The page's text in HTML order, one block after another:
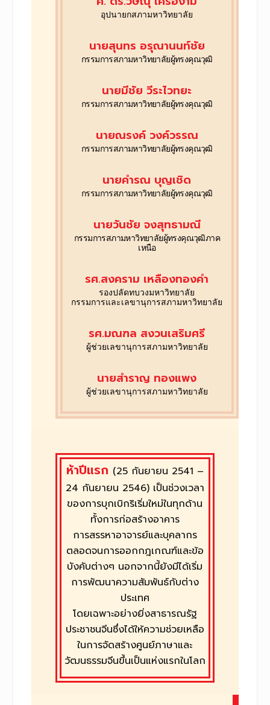
อุปนายกสภามหาวิทยาลัย
นายสุนทร อรุณานนท์ชัย
กรรมการสภามหาวิทยาลัยผู้ทรงคุณวุฒิ
นายมีชัย วีระไวทยะ
กรรมการสภามหาวิทยาลัยผู้ทรงคุณวุฒิ
นายณรงค์ วงค์วรรณ
กรรมการสภามหาวิทยาลัยผู้ทรงคุณวุฒิ
นายคำรณ บุญเชิด
กรรมการสภามหาวิทยาลัยผู้ทรงคุณวุฒิ
นายวันชัย จงสุทธามณี
กรรมการสภามหาวิทยาลัยผู้ทรงคุณวุฒิภาค
เหนือ
รศ.สงคราม เหลืองทองคำ
รองปลัดทบวงมหาวิทยาลัย
กรรมการและเลขานุการสภามหาวิทยาลัย
รศ.มณฑล สงวนเสริมศรี
ผู้ช่วยเลขานุการสภามหาวิทยาลัย
นายสำราญ ทองแพง
ผู้ช่วยเลขานุการสภามหาวิทยาลัย
ห้าปีแรก (25 กันยายน 2541 –
24 กันยายน 2546) เป็นช่วงเวลา
ของการบุกเบิกริเริ่มใหม่ในทุกด้าน
ทั้งการก่อสร้างอาคาร
การสรรหาอาจารย์และบุคลากร
ตลอดจนการออกกฎเกณฑ์และข้อ
บังคับต่างๆ นอกจากนี้ยังมีได้เริ่ม
การพัฒนาความสัมพันธ์กับต่าง
ประเทศ
โดยเฉพาะอย่างยิ่งสาธารณรัฐ
ประชาชนจีนซึ่งได้ให้ความช่วยเหลือ
ในการจัดสร้างศูนย์ภาษาและ
วัฒนธรรมจีนขึ้นเป็นแห่งแรกในโลก